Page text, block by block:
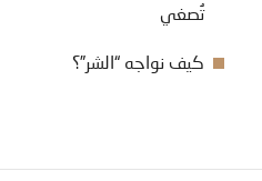
تُصغي
كيف نواجه “الشر”؟